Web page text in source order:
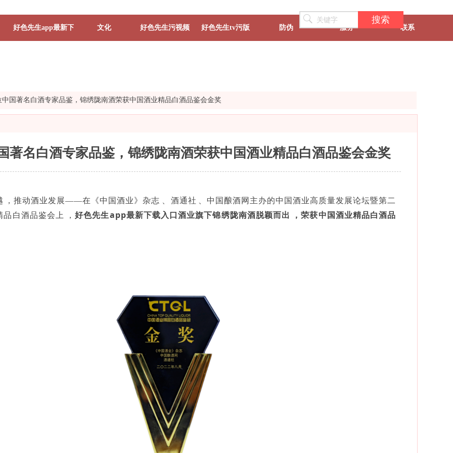
搜索
好色先生app最新下载入口 文化 好色先生污视频 好色先生tv污版 防伪 服务 联系
中国著名白酒专家品鉴，锦绣陇南酒荣获中国酒业精品白酒品鉴会金奖
著名白酒专家品鉴，锦绣陇南酒荣获中国酒业精品白酒品鉴会金奖
，推动酒业发展——在《中国酒业》杂志、酒通社、中国酿酒网主办的中国酒业高质量发展论坛暨第二
品白酒品鉴会上
，好色先生app最新下载入口酒业旗下锦绣陇南酒脱颖而出 ，荣获中国酒业精品白酒品